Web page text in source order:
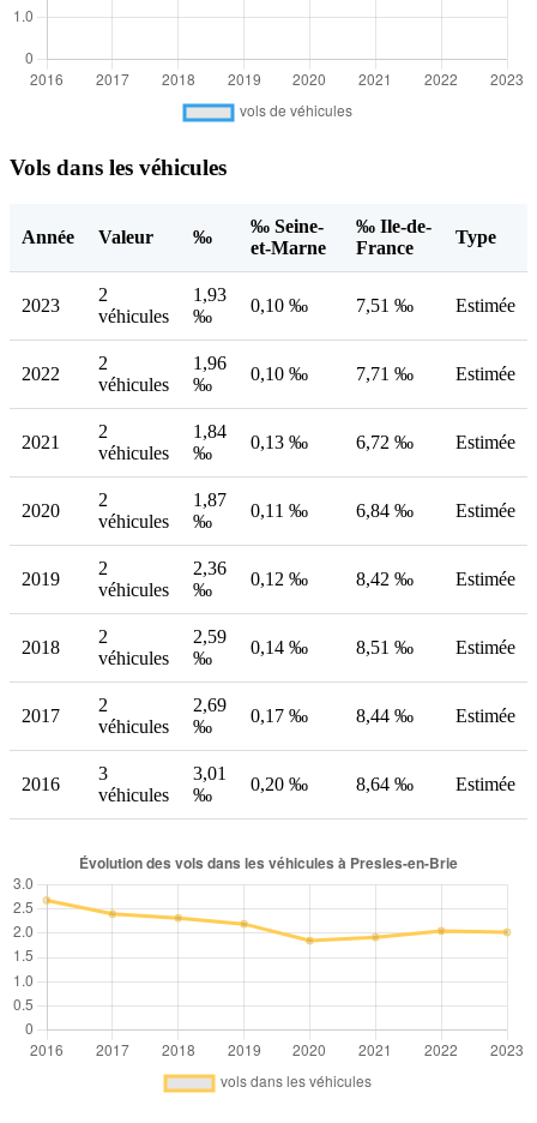
Vols dans les véhicules
Année Valeur ‰
‰ Seine-
et-Marne
‰ Ile-de-
France
Type
2023
2
véhicules
1,93
‰
0,10 ‰ 7,51 ‰ Estimée
2022
2
véhicules
1,96
‰
0,10 ‰ 7,71 ‰ Estimée
2021
2
véhicules
1,84
‰
0,13 ‰ 6,72 ‰ Estimée
2020
2
véhicules
1,87
‰
0,11 ‰ 6,84 ‰ Estimée
2019
2
véhicules
2,36
‰
0,12 ‰ 8,42 ‰ Estimée
2018
2
véhicules
2,59
‰
0,14 ‰ 8,51 ‰ Estimée
2017
2
véhicules
2,69
‰
0,17 ‰ 8,44 ‰ Estimée
2016
3
véhicules
3,01
‰
0,20 ‰ 8,64 ‰ Estimée